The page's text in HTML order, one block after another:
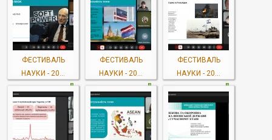
ФЕСТИВАЛЬ
НАУКИ - 20...
ФЕСТИВАЛЬ
НАУКИ - 20...
ФЕСТИВАЛЬ
НАУКИ - 20...